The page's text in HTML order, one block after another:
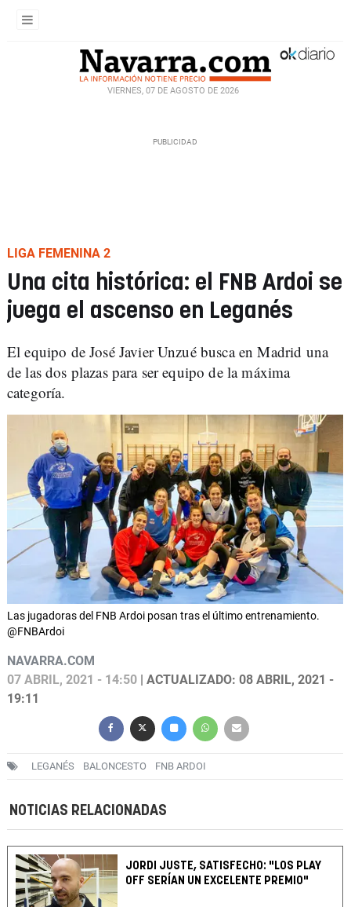
VIERNES, 07 DE AGOSTO DE 2026
LIGA FEMENINA 2
Una cita histórica: el FNB Ardoi se
juega el ascenso en Leganés
El equipo de José Javier Unzué busca en Madrid una
de las dos plazas para ser equipo de la máxima
categoría.
Las jugadoras del FNB Ardoi posan tras el último entrenamiento.
@FNBArdoi
NAVARRA.COM
07 ABRIL, 2021 - 14:50 | ACTUALIZADO: 08 ABRIL, 2021 -
19:11
LEGANÉS BALONCESTO FNB ARDOI
NOTICIAS RELACIONADAS
JORDI JUSTE, SATISFECHO: "LOS PLAY
OFF SERÍAN UN EXCELENTE PREMIO"